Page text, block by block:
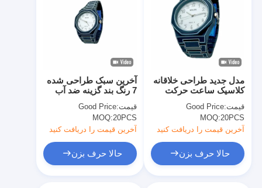
آخرین سبک طراحی شده
7 رنگ بند گزینه ضد آب
قیمت:Good Price
MOQ:20PCS
آخرین قیمت را دریافت کنید
حالا حرف بزن
مدل جدید طراحی خلاقانه
کلاسیک ساعت حرکت
قیمت:Good Price
MOQ:20PCS
آخرین قیمت را دریافت کنید
حالا حرف بزن